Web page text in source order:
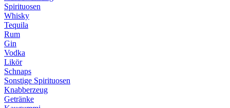
Spirituosen
Whisky
Tequila
Rum
Gin
Vodka
Likör
Schnaps
Sonstige Spirituosen
Knabberzeug
Getränke